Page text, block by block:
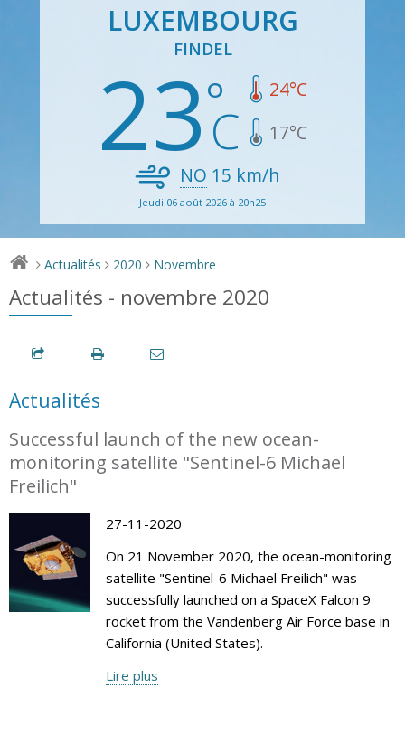
LUXEMBOURG
FINDEL
23 24°C
17°C
NO 15 km/h
Jeudi 06 août 2026 à 20h25
> Actualités > 2020 > Novembre
Actualités - novembre 2020
Actualités
Successful launch of the new ocean-
monitoring satellite "Sentinel-6 Michael
Freilich"
27-11-2020
On 21 November 2020, the ocean-monitoring
satellite "Sentinel-6 Michael Freilich" was
successfully launched on a SpaceX Falcon 9
rocket from the Vandenberg Air Force base in
California (United States).
Lire plus